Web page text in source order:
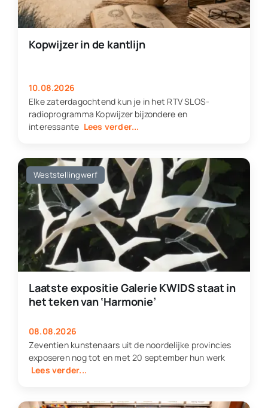
Kopwijzer in de kantlijn
10.08.2026
Elke zaterdagochtend kun je in het RTV SLOS-
radioprogramma Kopwijzer bijzondere en
interessante Lees verder...
Weststellingwerf
Laatste expositie Galerie KWIDS staat in
het teken van ‘Harmonie’
08.08.2026
Zeventien kunstenaars uit de noordelijke provincies
exposeren nog tot en met 20 september hun werk
Lees verder...